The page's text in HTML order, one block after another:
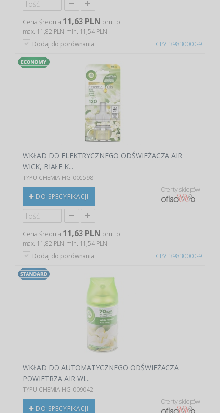
CPV: 39830000-9
Cena średnia 11,63 PLN brutto
max. 11,82 PLN min. 11,54 PLN
Dodaj do porównania
CPV: 39830000-9
WKŁAD DO ELEKTRYCZNEGO ODŚWIEŻACZA AIR
WICK, BIAŁE K...
TYPU CHEMIA HG-005598
DO SPECYFIKACJI
Oferty sklepów
Cena średnia 11,63 PLN brutto
max. 11,82 PLN min. 11,54 PLN
Dodaj do porównania
WKŁAD DO AUTOMATYCZNEGO ODŚWIEŻACZA
POWIETRZA AIR WI...
TYPU CHEMIA HG-009042
DO SPECYFIKACJI
Oferty sklepów